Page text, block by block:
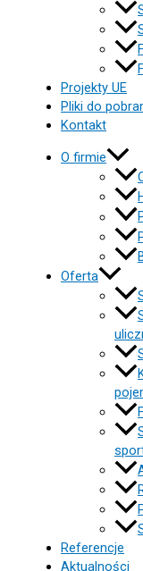
Projekty UE
Pliki do
Kontakt
O firmie
Oferta
Referencje
Aktualności